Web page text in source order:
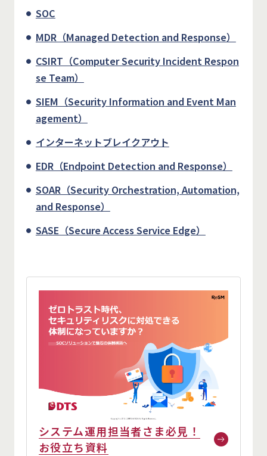
SOC
MDR（Managed Detection and Response）
CSIRT（Computer Security Incident Respon
se Team）
SIEM（Security Information and Event Man
agement）
インターネットブレイクアウト
EDR（Endpoint Detection and Response）
SOAR（Security Orchestration, Automation,
and Response）
SASE（Secure Access Service Edge）
システム運用担当者さま必見！
お役立ち資料